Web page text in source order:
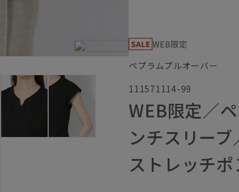
ペプラムプルオーバー
111571114-99
WEB限定／
ンチスリー
ストレッチ